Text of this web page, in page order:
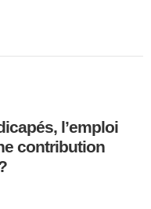
l’emploi
contribution